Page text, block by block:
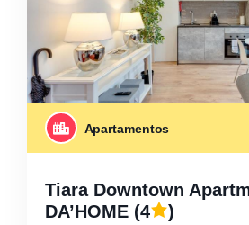
Apartamentos
Tiara Downtown
DA’HOME (4 )